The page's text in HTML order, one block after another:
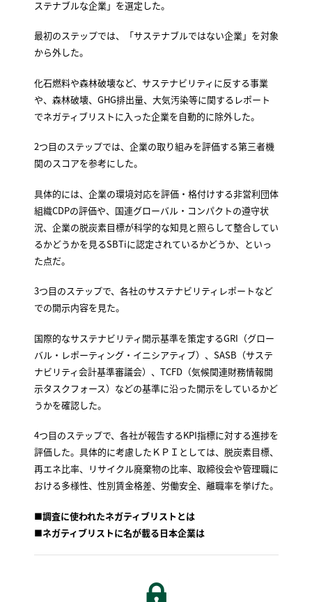
ステナブルな企業」を選定した。
最初のステップでは、「サステナブルではない企業」を対象
から外した。
化石燃料や森林破壊など、サステナビリティに反する事業
や、森林破壊、GHG排出量、大気汚染等に関するレポート
でネガティブリストに入った企業を自動的に除外した。
2つ目のステップでは、企業の取り組みを評価する第三者機
関のスコアを参考にした。
具体的には、企業の環境対応を評価・格付けする非営利団体
組織CDPの評価や、国連グローバル・コンパクトの遵守状
況、企業の脱炭素目標が科学的な知見と照らして整合してい
るかどうかを見るSBTiに認定されているかどうか、といっ
た点だ。
3つ目のステップで、各社のサステナビリティレポートなど
での開示内容を見た。
国際的なサステナビリティ開示基準を策定するGRI（グロー
バル・レポーティング・イニシアティブ）、SASB（サステ
ナビリティ会計基準審議会）、TCFD（気候関連財務情報開
示タスクフォース）などの基準に沿った開示をしているかど
うかを確認した。
4つ目のステップで、各社が報告するKPI指標に対する進捗を
評価した。具体的に考慮したＫＰＩとしては、脱炭素目標、
再エネ比率、リサイクル廃棄物の比率、取締役会や管理職に
おける多様性、性別賃金格差、労働安全、離職率を挙げた。
■調査に使われたネガティブリストとは
■ネガティブリストに名が載る日本企業は